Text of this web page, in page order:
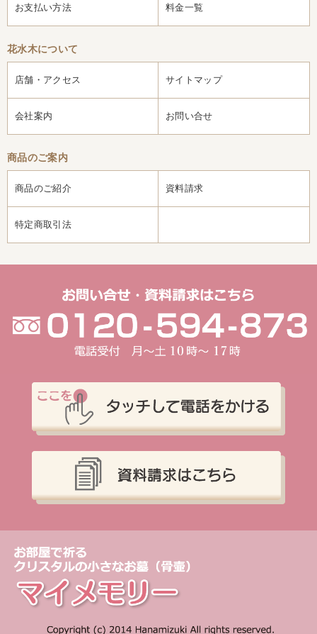
お支払い方法 料金一覧
花水木について
店舗・アクセス サイトマップ
会社案内 お問い合せ
商品のご案内
商品のご紹介 資料請求
特定商取引法